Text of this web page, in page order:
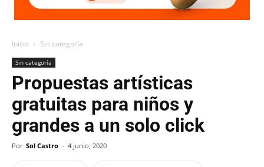
Inicio Sin categoría
Sin categoría
Propuestas artísticas
gratuitas para niños y
grandes a un solo click
Por Sol Castro - 4 junio, 2020